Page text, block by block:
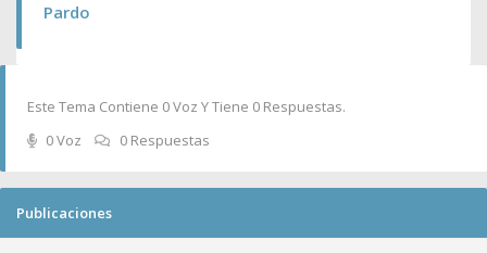
Pardo
Este Tema Contiene 0 Voz Y Tiene 0 Respuestas.
0 Voz
0 Respuestas
Publicaciones